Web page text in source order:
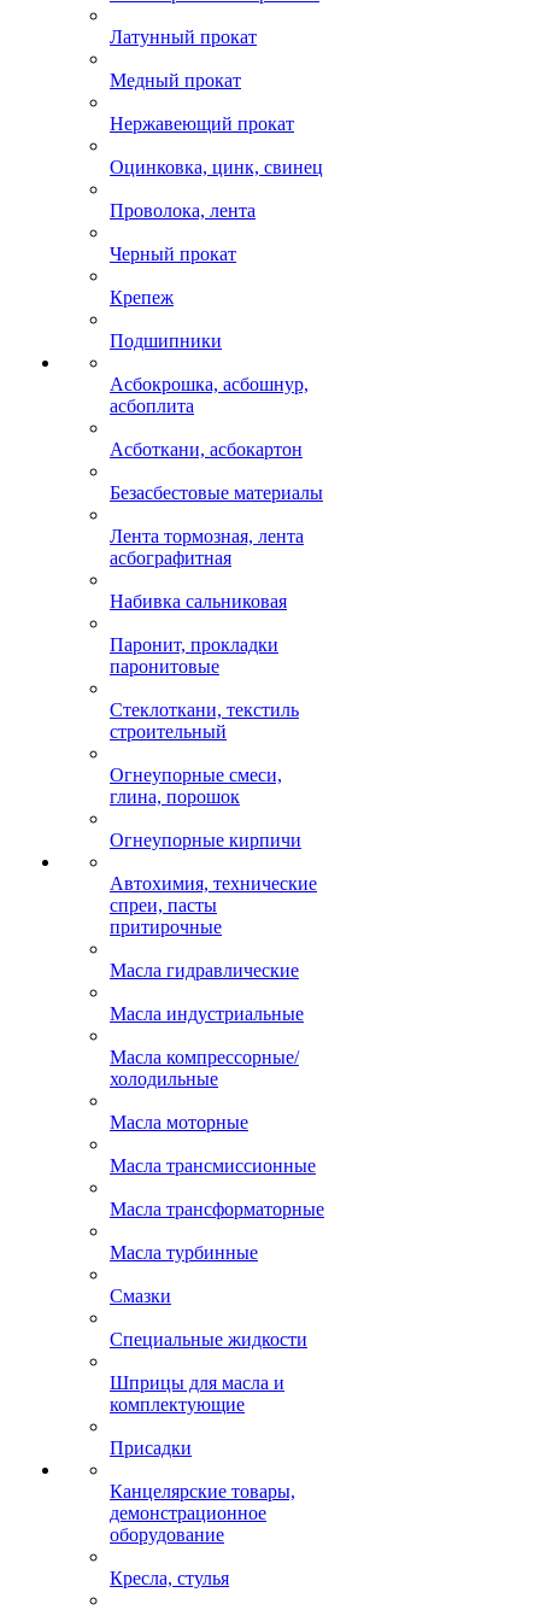
Латунный прокат
Медный прокат
Нержавеющий прокат
Оцинковка, цинк, свинец
Проволока, лента
Черный прокат
Крепеж
Подшипники
Асбокрошка, асбошнур,
асбоплита
Асботкани, асбокартон
Безасбестовые материалы
Лента тормозная, лента
асбографитная
Набивка сальниковая
Паронит, прокладки
паронитовые
Стеклоткани, текстиль
строительный
Огнеупорные смеси,
глина, порошок
Огнеупорные кирпичи
Автохимия, технические
спреи, пасты
притирочные
Масла гидравлические
Масла индустриальные
Масла компрессорные/
холодильные
Масла моторные
Масла трансмиссионные
Масла трансформаторные
Масла турбинные
Смазки
Специальные жидкости
Шприцы для масла и
комплектующие
Присадки
Канцелярские товары,
демонстрационное
оборудование
Кресла, стулья